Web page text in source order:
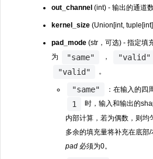
out_channel (int) - 输出的通道数
kernel_size (Union[int,
pad_mode (str，可选) - 指定填
为
"same" ， "valid"
"valid" 。
"same" ：在输入的四
1
时，输入和输出的
内部计算，若为偶数，则均
多余的填充量将补充在底部
pad 必须为0。